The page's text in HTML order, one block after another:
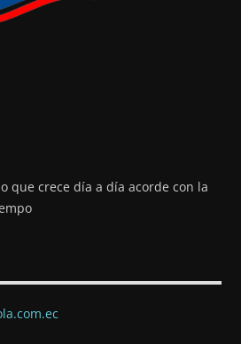
que crece día a día acorde con la